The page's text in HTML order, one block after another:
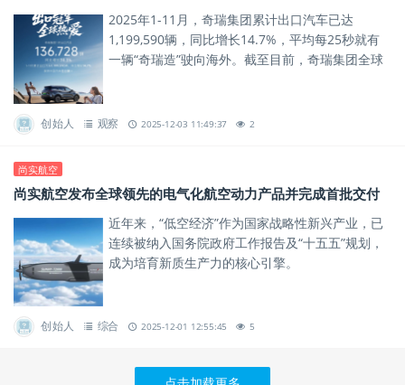
2025年1-11月，奇瑞集团累计出口汽车已达
1,199,590辆，同比增长14.7%，平均每25秒就有
一辆“奇瑞造”驶向海外。截至目前，奇瑞集团全球
创始人 观察 2025-12-03 11:49:37 2
尚实航空
尚实航空发布全球领先的电气化航空动力产品并完成首批交付
近年来，“低空经济”作为国家战略性新兴产业，已
连续被纳入国务院政府工作报告及“十五五”规划，
成为培育新质生产力的核心引擎。
创始人 综合 2025-12-01 12:55:45 5